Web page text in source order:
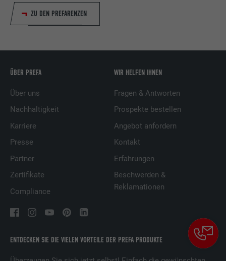
ZU DEN PREFARENZEN
ENTDECKEN SIE DIE VIELEN VORTEILE DER PREFA PRODUKTE
ÜBER PREFA
Über uns
Nachhaltigkeit
Karriere
Presse
Partner
Zertifikate
Compliance
WIR HELFEN IHNEN
Fragen & Antworten
Prospekte bestellen
Angebot anfordern
Kontakt
Erfahrungen
Beschwerden &
Reklamationen